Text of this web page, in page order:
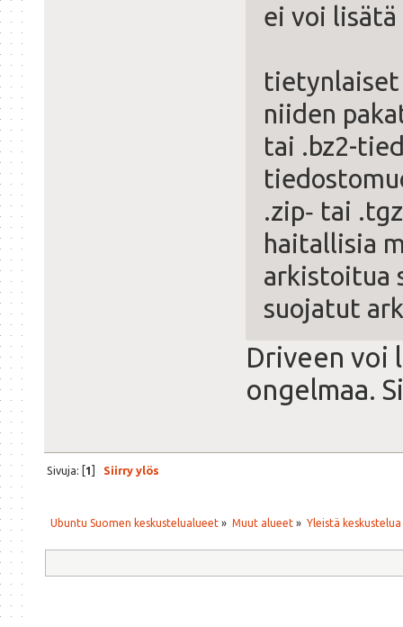
ei voi
niiden
tai .bz2-
.zip‑ tai
haitallisia
arkistoitua
suojatut
Driveen voi
ongelmaa.
Sivuja: [1] Siirry ylös
Ubuntu Suomen keskustelualueet » Muut alueet» Yleistä keskustelua